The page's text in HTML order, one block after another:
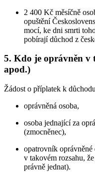
2 400 Kč měsíčně
opuštění
mocí, ke dni smrti
pobírají důchod z
5. Kdo je oprávněn v
apod.)
Žádost o příplatek k
oprávněná osoba,
osoba jednající za
(zmocněnec),
opatrovník oprávněné
v takovém rozsahu,
právně jednat).